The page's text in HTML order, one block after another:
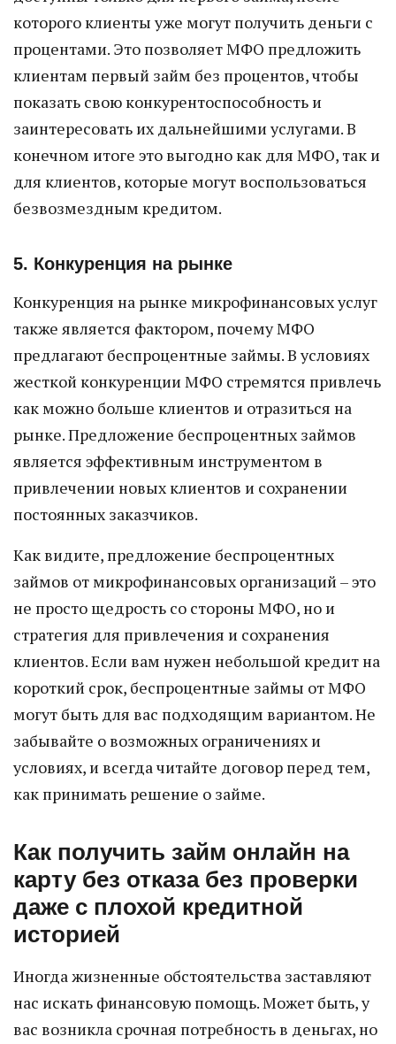
которого клиенты уже могут получить деньги с
процентами. Это позволяет МФО предложить
клиентам первый займ без процентов, чтобы
показать свою конкурентоспособность и
заинтересовать их дальнейшими услугами. В
конечном итоге это выгодно как для МФО, так и
для клиентов, которые могут воспользоваться
безвозмездным кредитом.
5. Конкуренция на рынке
Конкуренция на рынке микрофинансовых услуг
также является фактором, почему МФО
предлагают беспроцентные займы. В условиях
жесткой конкуренции МФО стремятся привлечь
как можно больше клиентов и отразиться на
рынке. Предложение беспроцентных займов
является эффективным инструментом в
привлечении новых клиентов и сохранении
постоянных заказчиков.
Как видите, предложение беспроцентных
займов от микрофинансовых организаций – это
не просто щедрость со стороны МФО, но и
стратегия для привлечения и сохранения
клиентов. Если вам нужен небольшой кредит на
короткий срок, беспроцентные займы от МФО
могут быть для вас подходящим вариантом. Не
забывайте о возможных ограничениях и
условиях, и всегда читайте договор перед тем,
как принимать решение о займе.
Как получить займ онлайн на
карту без отказа без проверки
даже с плохой кредитной
историей
Иногда жизненные обстоятельства заставляют
нас искать финансовую помощь. Может быть, у
вас возникла срочная потребность в деньгах, но